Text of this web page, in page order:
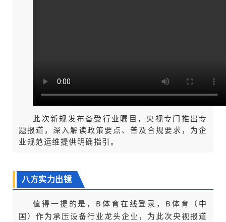
此次新规发布备受行业瞩目，央视专门推出专
题报道，深入解读政策要点、普及合规要求，为企
业规范运维提供明确指引。
八方实力出镜
值得一提的是，B体育在线登录，B体育（中
国）作为承压设备行业龙头企业，为此次央视报道